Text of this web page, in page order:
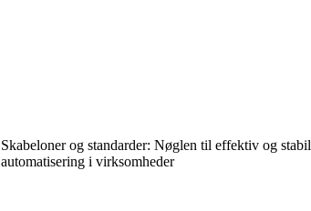
Skabeloner og standarder: Nøglen til effektiv og stabil
automatisering i virksomheder